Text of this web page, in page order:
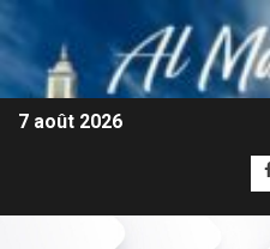
7 août 2026